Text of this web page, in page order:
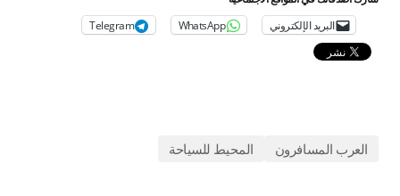
البريد الإلكتروني WhatsApp
Telegram
العرب المسافرون المحيط للسياحة